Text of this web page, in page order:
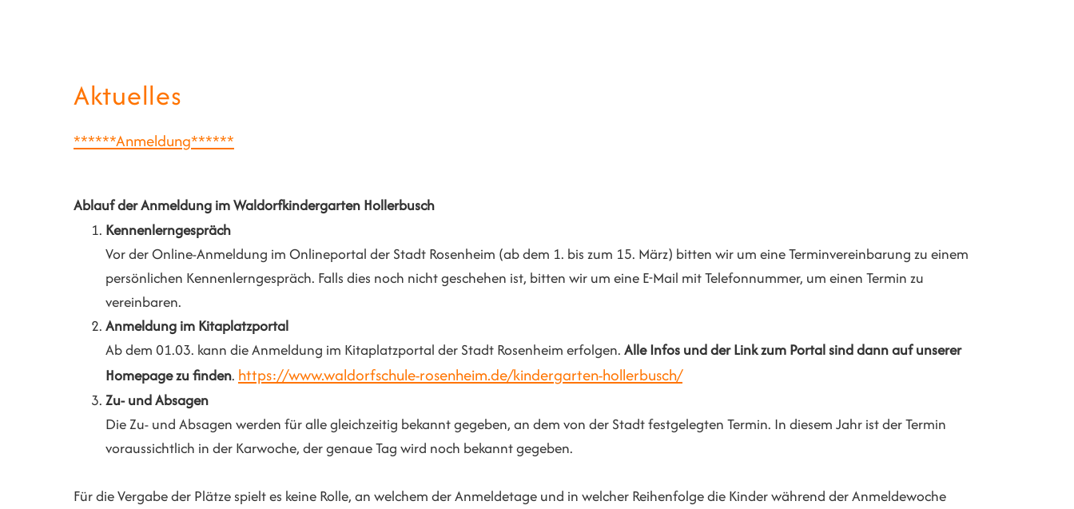
Aktuelles
******Anmeldung******
Ablauf der Anmeldung im Waldorfkindergarten Hollerbusch
Kennenlerngespräch
Vor der Online-Anmeldung im Onlineportal der Stadt Rosenheim (ab dem 1. bis zum 15. März) bitten wir um eine Terminvereinbarung zu einem
persönlichen Kennenlerngespräch. Falls dies noch nicht geschehen ist, bitten wir um eine E-Mail mit Telefonnummer, um einen Termin zu
vereinbaren.
Anmeldung im Kitaplatzportal
Ab dem 01.03. kann die Anmeldung im Kitaplatzportal der Stadt Rosenheim erfolgen. Alle Infos und der Link zum Portal sind dann auf unserer
Homepage zu finden. https://www.waldorfschule-rosenheim.de/kindergarten-hollerbusch/
Zu- und Absagen
Die Zu- und Absagen werden für alle gleichzeitig bekannt gegeben, an dem von der Stadt festgelegten Termin. In diesem Jahr ist der Termin
voraussichtlich in der Karwoche, der genaue Tag wird noch bekannt gegeben.
Für die Vergabe der Plätze spielt es keine Rolle, an welchem der Anmeldetage und in welcher Reihenfolge die Kinder während der Anmeldewoche